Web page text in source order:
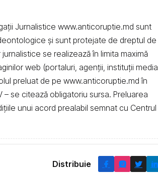
Jurnalistice www.anticoruptie.md sunt
și sunt protejate de dreptul de
se realizează în limita maximă
web (portaluri, agenții, instituţii media
preluat de pe www.anticoruptie.md în
– se citează obligatoriu sursa. Preluarea
unui acord prealabil semnat cu Centrul
Distribuie